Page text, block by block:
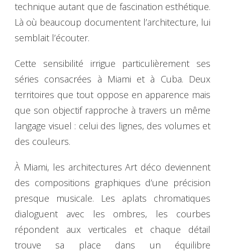
technique autant que de fascination esthétique.
Là où beaucoup documentent l’architecture, lui
semblait l’écouter.
Cette sensibilité irrigue particulièrement ses
séries consacrées à Miami et à Cuba. Deux
territoires que tout oppose en apparence mais
que son objectif rapproche à travers un même
langage visuel : celui des lignes, des volumes et
des couleurs.
À Miami, les architectures Art déco deviennent
des compositions graphiques d’une précision
presque musicale. Les aplats chromatiques
dialoguent avec les ombres, les courbes
répondent aux verticales et chaque détail
trouve sa place dans un équilibre